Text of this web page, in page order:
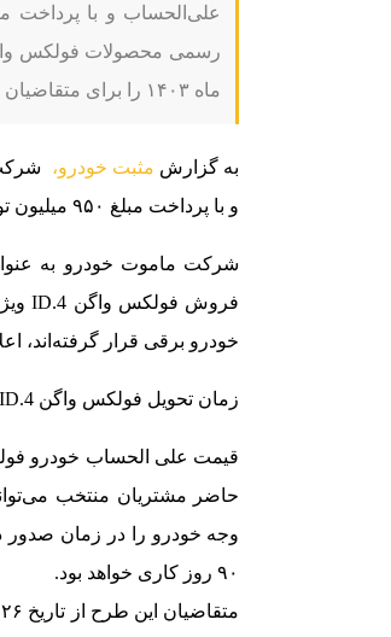
ماه ۱۴۰۳ را برای متقاضیان واجد شرایطی که […]
به گزارش مثبت خودرو،
و با پرداخت مبلغ ۹۵۰ میلیون تومان اعلام کرد.
شرکت ماموت خودرو به
خودرو برقی قرار گرفته‌اند،
زمان تحویل فولکس واگن ID.4
۹۰ روز کاری خواهد بود.